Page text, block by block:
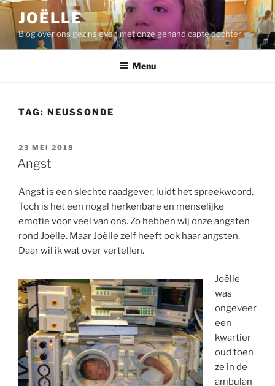
Ga
naar
inhoud
JOËLLE
Blog over ons gezinsleven met onze gehandicapte dochter
Menu
TAG: NEUSSONDE
GEPLAATST
OP
23 MEI 2018
Angst
Angst is een slechte raadgever, luidt het spreekwoord.
Toch is het een nogal herkenbare en menselijke
emotie voor veel van ons. Zo hebben wij onze angsten
rond Joëlle. Maar Joëlle zelf heeft ook haar angsten.
Daar wil ik wat over vertellen.
Joëlle
was
ongeveer
een
kwartier
oud toen
ze in de
ambulan